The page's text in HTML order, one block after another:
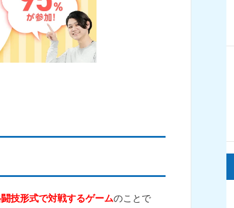
技形式で対戦するゲームのことで